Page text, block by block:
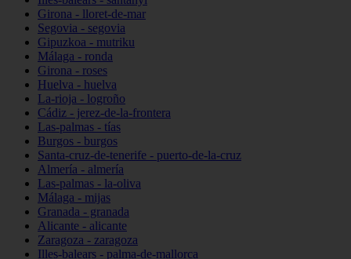
Girona - lloret-de-mar
Segovia - segovia
Gipuzkoa - mutriku
Málaga - ronda
Girona - roses
Huelva - huelva
La-rioja - logroño
Cádiz - jerez-de-la-frontera
Las-palmas - tías
Burgos - burgos
Santa-cruz-de-tenerife - puerto-de-la-cruz
Almería - almería
Las-palmas - la-oliva
Málaga - mijas
Granada - granada
Alicante - alicante
Zaragoza - zaragoza
Illes-balears - palma-de-mallorca